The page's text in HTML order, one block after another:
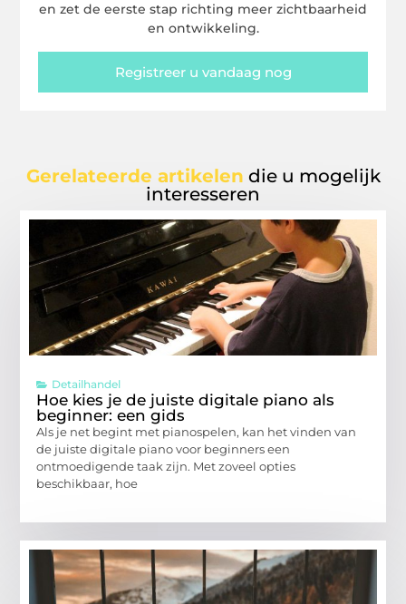
en zet de eerste stap richting meer zichtbaarheid
en ontwikkeling.
Registreer u vandaag nog
Gerelateerde artikelen die u mogelijk
interesseren
Detailhandel
Hoe kies je de juiste digitale piano als
beginner: een gids
Als je net begint met pianospelen, kan het vinden van
de juiste digitale piano voor beginners een
ontmoedigende taak zijn. Met zoveel opties
beschikbaar, hoe